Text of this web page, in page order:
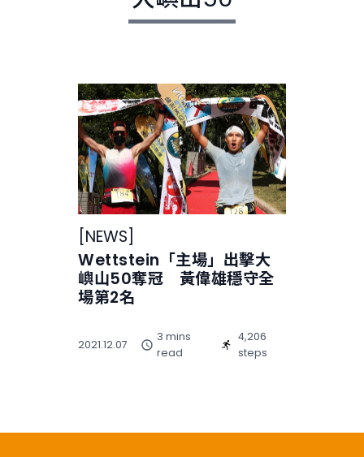
NEWS
Wettstein「主場」出擊大
嶼山50奪冠 黃偉雄穩守全
場第2名
2021.12.07
3 mins
read
4,206
steps